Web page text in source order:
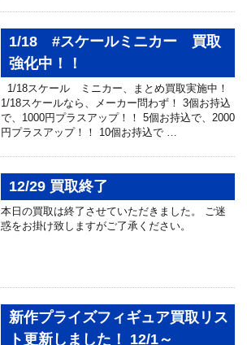
1/18 #スケールミニカー 買取
強化中！！
1/18スケール ミニカー、まとめ買取実施中！
1/18スケールなら、メーカー問わず！ 3個お持込
で、1000円プラスアップ！！ 5個お持込で、2000
円プラスアップ！！ 10個お持込で …
12/29 買取終了
本日の買取は終了させていただきました。 ご迷
惑をお掛け致しますがご了承ください。
新作プライズフィギュア買取リス
ト更新しました！ 12/1～